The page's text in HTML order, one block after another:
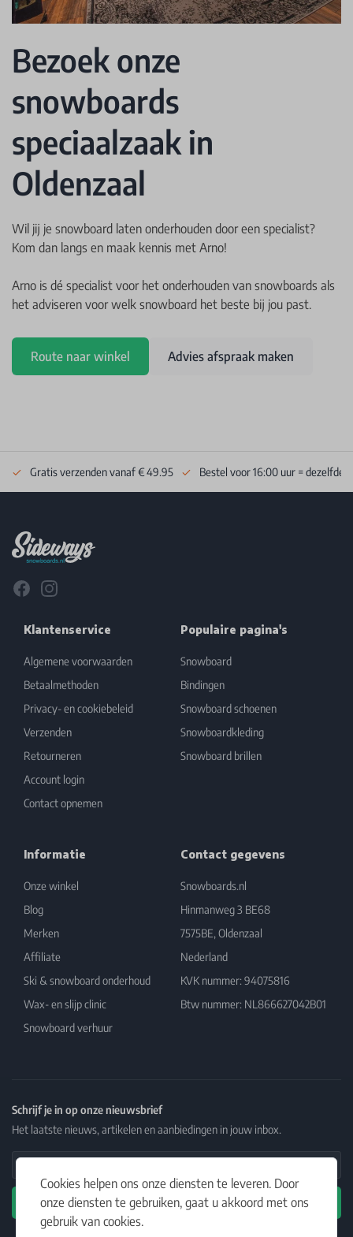
Bezoek onze
snowboards
speciaalzaak in
Oldenzaal
Wil jij je snowboard laten onderhouden door een specialist?
Kom dan langs en maak kennis met Arno!
Arno is dé specialist voor het onderhouden van snowboards als
het adviseren voor welk snowboard het beste bij jou past.
Route naar winkel Advies afspraak maken
Cookies helpen ons onze diensten te leveren. Door
onze diensten te gebruiken, gaat u akkoord met ons
gebruik van cookies.
Gratis verzenden vanaf € 49.95 Bestel voor 16:00 uur = dezelfde
FacebookInstagram
Klantenservice
Algemene voorwaarden
Betaalmethoden
Privacy- en cookiebeleid
Verzenden
Retourneren
Account login
Contact opnemen
Populaire pagina's
Snowboard
Bindingen
Snowboard schoenen
Snowboardkleding
Snowboard brillen
Informatie
Onze winkel
Blog
Merken
Affiliate
Ski & snowboard onderhoud
Wax- en slijp clinic
Snowboard verhuur
Contact gegevens
Snowboards.nl
Hinmanweg 3 BE68
7575BE, Oldenzaal
Nederland
KVK nummer: 94075816
Btw nummer: NL866627042B01
Schrijf je in op onze nieuwsbrief
Het laatste nieuws, artikelen en aanbiedingen in jouw inbox.
Email Address
Abonneren